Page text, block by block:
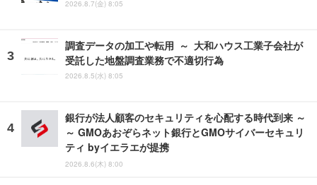
2026.8.7(金) 8:05
調査データの加工や転用 ～ 大和ハウス工業子会社が
受託した地盤調査業務で不適切行為
2026.8.5(水) 8:05
銀行が法人顧客のセキュリティを心配する時代到来 ～
～ GMOあおぞらネット銀行とGMOサイバーセキュリ
ティ byイエラエが提携
2026.8.6(木) 8:00